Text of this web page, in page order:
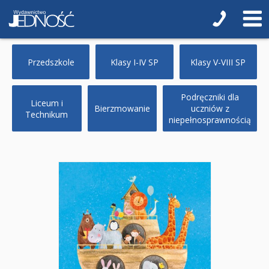
NOWOŚCI
ZAPOWIEDZI
PRZEWODNIKI TERAZ -35% TANIEJ
Adwent i Boże Narodzenie
Biblistyka
Biblie dla najmłodszych
Encyklopedie i leksykony
Ikonopisarstwo
Przedszkole Klasy I-IV SP Klasy V-VIII SP
Liceum i
Technikum
Bierzmowanie
Podręczniki dla
uczniów z
niepełnosprawnością